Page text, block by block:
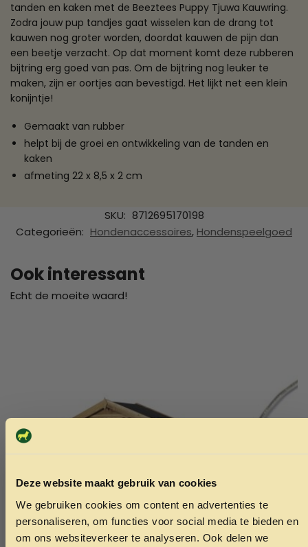
Deze website maakt gebruik van cookies
We gebruiken cookies om content en advertenties te
personaliseren, om functies voor social media te bieden en
om ons websiteverkeer te analyseren. Ook delen we
tanden en kaken met de Beeztees Puppy Tjuwa Kauwring.
Zodra jouw pup tandjes gaat wisselen kan de drang tot
kauwen nog groter worden, doordat kauwen de pijn dan
een beetje verzacht. Op dat moment komt deze rubberen
bijtring erg goed van pas. Om de bijtring nog leuker te
maken, zijn er oortjes aan bevestigd. Het lijkt net een klein
konijntje!
Gemaakt van rubber
helpt bij de groei en ontwikkeling van de tanden en
kaken
afmeting 22 x 8,5 x 2 cm
SKU: 8712695170198
Categorieën: Hondenaccessoires, Hondenspeelgoed
Ook interessant
Echt de moeite waard!
ONTVANG 5% KORTING OP
JE EERSTE BESTELLING!